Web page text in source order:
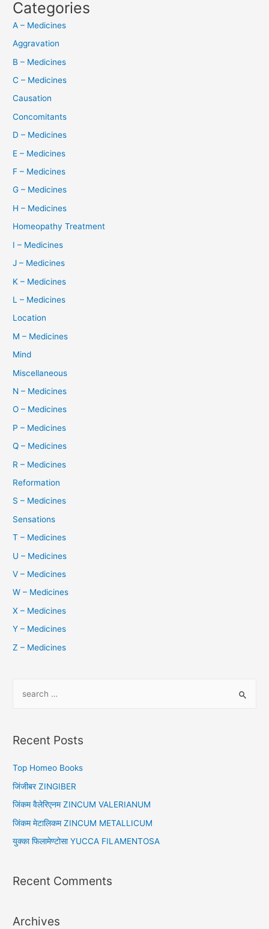
Categories
A – Medicines
Aggravation
B – Medicines
C – Medicines
Causation
Concomitants
D – Medicines
E – Medicines
F – Medicines
G – Medicines
H – Medicines
Homeopathy Treatment
I – Medicines
J – Medicines
K – Medicines
L – Medicines
Location
M – Medicines
Mind
Miscellaneous
N – Medicines
O – Medicines
P – Medicines
Q – Medicines
R – Medicines
Reformation
S – Medicines
Sensations
T – Medicines
U – Medicines
V – Medicines
W – Medicines
X – Medicines
Y – Medicines
Z – Medicines
r
h
f
o
Recent Posts
Top Homeo Books
जिंजीबर ZINGIBER
जिंकम वैलेरिएनम ZINCUM VALERIANUM
जिंकम मेटालिकम ZINCUM METALLICUM
युक्का फिलामेण्टोसा YUCCA FILAMENTOSA
Recent Comments
Archives